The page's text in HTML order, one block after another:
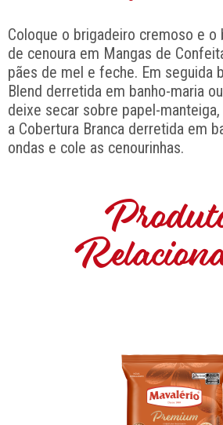
Coloque o brigadeiro cremoso e
de cenoura em Mangas de
pães de mel e feche. Em seguida
Blend derretida em banho-maria
deixe secar sobre papel-
a Cobertura Branca derretida em
ondas e cole as cenourinhas.